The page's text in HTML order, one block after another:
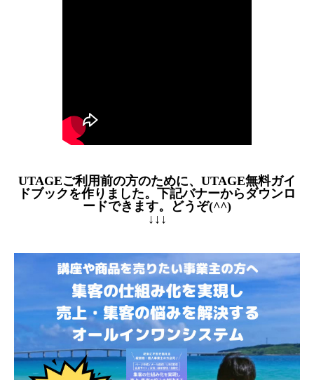
UTAGEご利用前の方のために、UTAGE無料ガイ
ドブックを作りました。下記バナーからダウンロ
ードできます。どうぞ(^^)
↓↓↓